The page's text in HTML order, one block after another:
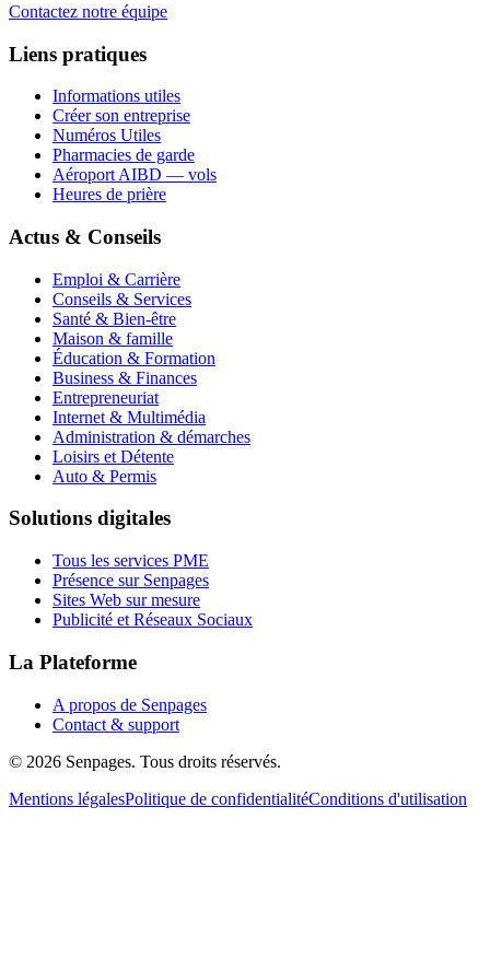
Contactez notre équipe
Liens pratiques
Informations utiles
Créer son entreprise
Numéros Utiles
Pharmacies de garde
Aéroport AIBD — vols
Heures de prière
Actus & Conseils
Emploi & Carrière
Conseils & Services
Santé & Bien-être
Maison & famille
Éducation & Formation
Business & Finances
Entrepreneuriat
Internet & Multimédia
Administration & démarches
Loisirs et Détente
Auto & Permis
Solutions digitales
Tous les services PME
Présence sur Senpages
Sites Web sur mesure
Publicité et Réseaux Sociaux
La Plateforme
A propos de Senpages
Contact & support
© 2026 Senpages. Tous droits réservés.
Mentions légalesPolitique de confidentialitéConditions d'utilisation